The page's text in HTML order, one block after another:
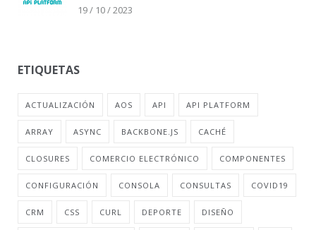
19 / 10 / 2023
ETIQUETAS
ACTUALIZACIÓN AOS API API PLATFORM
ARRAY ASYNC BACKBONE.JS CACHÉ
CLOSURES COMERCIO ELECTRÓNICO COMPONENTES
CONFIGURACIÓN CONSOLA CONSULTAS COVID19
CRM CSS CURL DEPORTE DISEÑO